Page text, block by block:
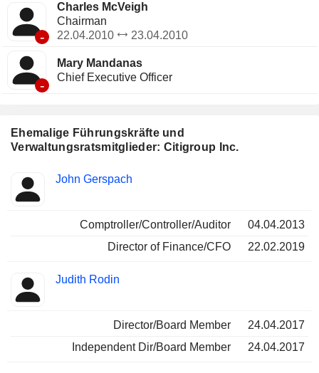
Ehemalige Führungskräfte und
Verwaltungsratsmitglieder: Citigroup Inc.
Insider
Besetzte
Positionen
John Gerspach
Comptroller/Controller/Auditor
04.04.2013
Director of Finance/CFO
22.02.2019
Judith Rodin
Director/Board Member
24.04.2017
Independent Dir/Board Member
24.04.2017
-
Charles McVeigh
Chairman
22.04.2010
23.04.2010
-
Mary Mandanas
Chief Executive Officer